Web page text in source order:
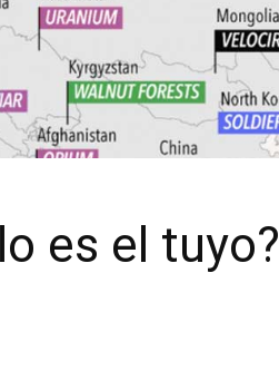
es el tuyo?